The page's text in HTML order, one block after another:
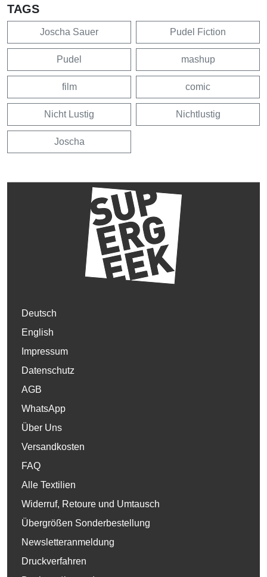
TAGS
Joscha Sauer Pudel Fiction
Pudel mashup
film comic
Nicht Lustig Nichtlustig
Joscha
Deutsch
English
Impressum
Datenschutz
AGB
WhatsApp
Über Uns
Versandkosten
FAQ
Alle Textilien
Widerruf, Retoure und Umtausch
Übergrößen Sonderbestellung
Newsletteranmeldung
Druckverfahren